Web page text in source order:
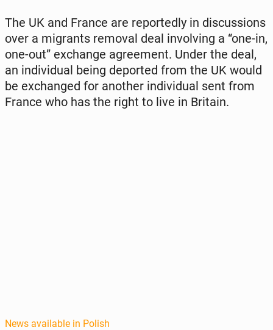
The UK and France are re­port­ed­ly in dis­cus­sions
over a mi­grants removal deal in­volv­ing a “one-in,
one-out” ex­change agree­ment. Under the deal,
an in­di­vid­ual being de­port­ed from the UK would
be ex­changed for another in­di­vid­ual sent from
France who has the right to live in Britain.
News available in Polish